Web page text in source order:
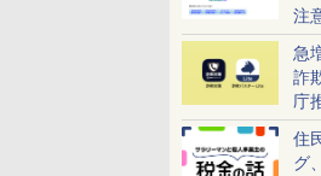
注
急
詐
庁
し
住
グ